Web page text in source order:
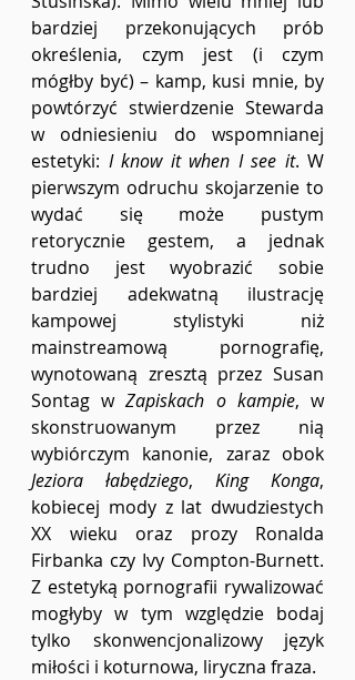
bardziej przekonujących prób
określenia, czym jest (i czym
mógłby być) – kamp, kusi mnie, by
powtórzyć stwierdzenie Stewarda
w odniesieniu do wspomnianej
estetyki: I know it when I see it. W
pierwszym odruchu skojarzenie to
wydać się może pustym
retorycznie gestem, a jednak
trudno jest wyobrazić sobie
bardziej adekwatną ilustrację
kampowej stylistyki niż
mainstreamową pornografię,
wynotowaną zresztą przez Susan
Sontag w Zapiskach o kampie, w
skonstruowanym przez nią
Jeziora łabędziego, King Konga,
kobiecej mody z lat dwudziestych
XX wieku oraz prozy Ronalda
Firbanka czy Ivy Compton-Burnett.
Z estetyką pornografii rywalizować
mogłyby w tym względzie bodaj
tylko skonwencjonalizowy język
miłości i koturnowa, liryczna fraza.